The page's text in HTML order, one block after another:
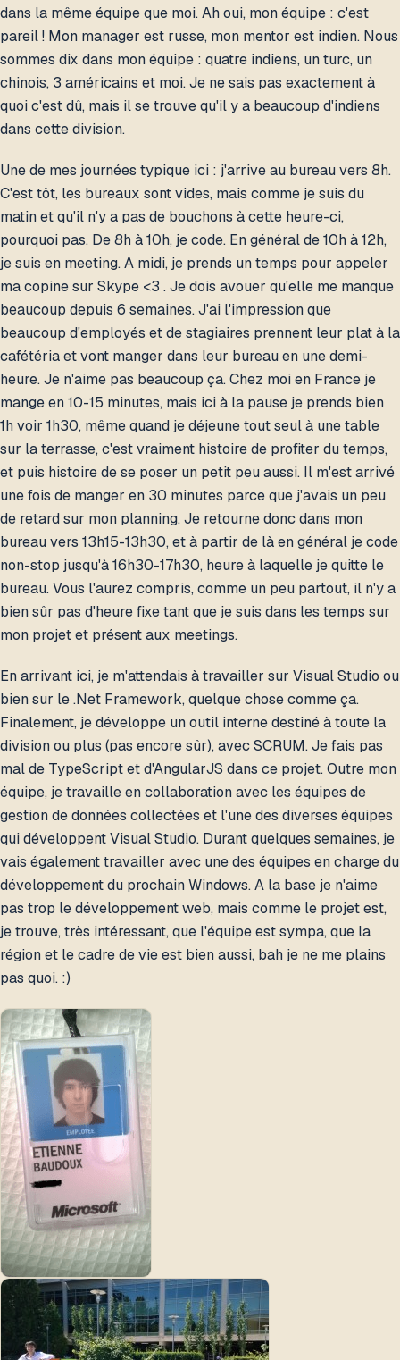
dans la même équipe que moi. Ah oui, mon équipe : c'est
pareil ! Mon manager est russe, mon mentor est indien. Nous
sommes dix dans mon équipe : quatre indiens, un turc, un
chinois, 3 américains et moi. Je ne sais pas exactement à
quoi c'est dû, mais il se trouve qu'il y a beaucoup d'indiens
dans cette division.
Une de mes journées typique ici : j'arrive au bureau vers 8h.
C'est tôt, les bureaux sont vides, mais comme je suis du
matin et qu'il n'y a pas de bouchons à cette heure-ci,
pourquoi pas. De 8h à 10h, je code. En général de 10h à 12h,
je suis en meeting. A midi, je prends un temps pour appeler
ma copine sur Skype <3 . Je dois avouer qu'elle me manque
beaucoup depuis 6 semaines. J'ai l'impression que
beaucoup d'employés et de stagiaires prennent leur plat à la
cafétéria et vont manger dans leur bureau en une demi-
heure. Je n'aime pas beaucoup ça. Chez moi en France je
mange en 10-15 minutes, mais ici à la pause je prends bien
1h voir 1h30, même quand je déjeune tout seul à une table
sur la terrasse, c'est vraiment histoire de profiter du temps,
et puis histoire de se poser un petit peu aussi. Il m'est arrivé
une fois de manger en 30 minutes parce que j'avais un peu
de retard sur mon planning. Je retourne donc dans mon
bureau vers 13h15-13h30, et à partir de là en général je code
non-stop jusqu'à 16h30-17h30, heure à laquelle je quitte le
bureau. Vous l'aurez compris, comme un peu partout, il n'y a
bien sûr pas d'heure fixe tant que je suis dans les temps sur
mon projet et présent aux meetings.
En arrivant ici, je m'attendais à travailler sur Visual Studio ou
bien sur le .Net Framework, quelque chose comme ça.
Finalement, je développe un outil interne destiné à toute la
division ou plus (pas encore sûr), avec SCRUM. Je fais pas
mal de TypeScript et d'AngularJS dans ce projet. Outre mon
équipe, je travaille en collaboration avec les équipes de
gestion de données collectées et l'une des diverses équipes
qui développent Visual Studio. Durant quelques semaines, je
vais également travailler avec une des équipes en charge du
développement du prochain Windows. A la base je n'aime
pas trop le développement web, mais comme le projet est,
je trouve, très intéressant, que l'équipe est sympa, que la
région et le cadre de vie est bien aussi, bah je ne me plains
pas quoi. :)